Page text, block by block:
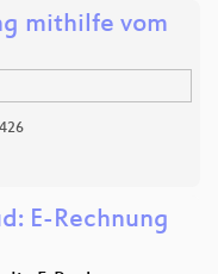
mithilfe vom
426
E-Rechnung